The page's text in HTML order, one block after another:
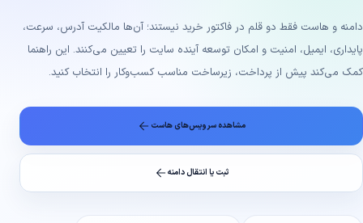
دامنه و هاست فقط دو قلم در فاکتور خرید نیستند؛ آن‌ها مالکیت آدرس، سرعت،
پایداری، ایمیل، امنیت و امکان توسعه آینده سایت را تعیین می‌کنند. این راهنما
کمک می‌کند پیش از پرداخت، زیرساخت مناسب کسب‌وکار را انتخاب کنید.
مشاهده سرویس‌های هاست
ثبت یا انتقال دامنه